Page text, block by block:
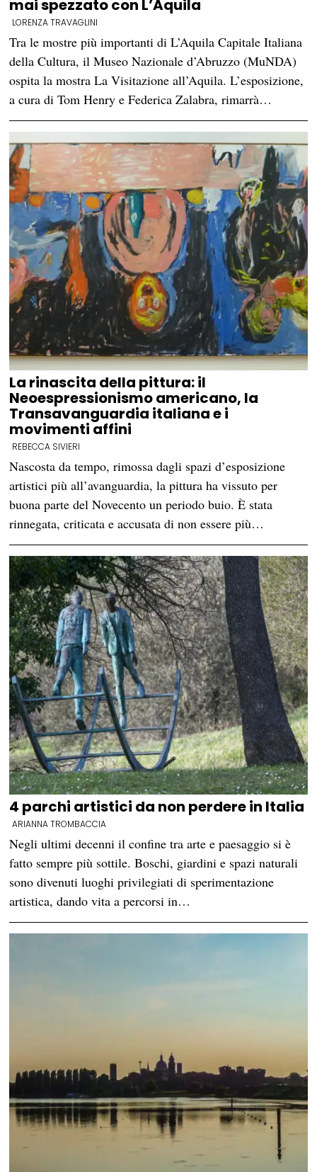
mai spezzato con L’Aquila
LORENZA TRAVAGLINI
Tra le mostre più importanti di L’Aquila Capitale Italiana
della Cultura, il Museo Nazionale d’Abruzzo (MuNDA)
ospita la mostra La Visitazione all’Aquila. L’esposizione,
a cura di Tom Henry e Federica Zalabra, rimarrà…
La rinascita della pittura: il
Neoespressionismo americano, la
Transavanguardia italiana e i
movimenti affini
REBECCA SIVIERI
Nascosta da tempo, rimossa dagli spazi d’esposizione
artistici più all’avanguardia, la pittura ha vissuto per
buona parte del Novecento un periodo buio. È stata
rinnegata, criticata e accusata di non essere più…
4 parchi artistici da non perdere in Italia
ARIANNA TROMBACCIA
Negli ultimi decenni il confine tra arte e paesaggio si è
fatto sempre più sottile. Boschi, giardini e spazi naturali
sono divenuti luoghi privilegiati di sperimentazione
artistica, dando vita a percorsi in…